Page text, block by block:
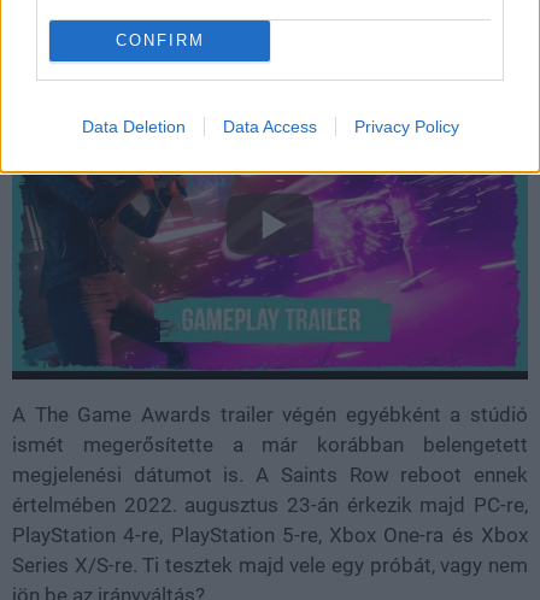
CONFIRM
Data Deletion Data Access Privacy Policy
tessék elképzelni majd a hangulatot:
A The Game Awards trailer végén egyébként a stúdió
ismét megerősítette a már korábban belengetett
megjelenési dátumot is. A Saints Row reboot ennek
értelmében 2022. augusztus 23-án érkezik majd PC-re,
PlayStation 4-re, PlayStation 5-re, Xbox One-ra és Xbox
Series X/S-re. Ti tesztek majd vele egy próbát, vagy nem
jön be az irányváltás?